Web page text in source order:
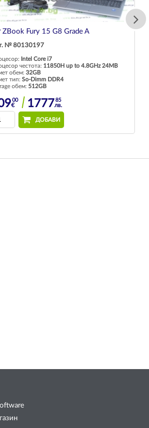
ZBook Fury 15 G8 Grade A
№ 80130197
Intel Core i7
честота: 11850H up to 4.8GHz 24MB
обем: 32GB
тип: So-Dimm DDR4
обем: 512GB
00
€ 177785
лв.
ДОБАВИ